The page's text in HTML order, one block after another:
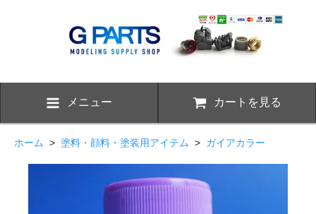
メニュー カートを見る
ホーム > 塗料・顔料・塗装用アイテム > ガイアカラー